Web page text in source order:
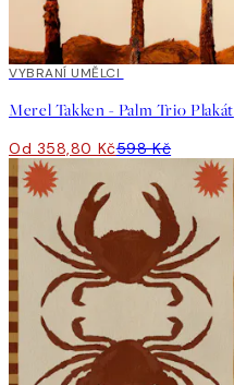
40%*
VYBRANÍ UMĚLCI
Merel Takken - Palm Trio Plakát
Od 358,80 Kč598 Kč